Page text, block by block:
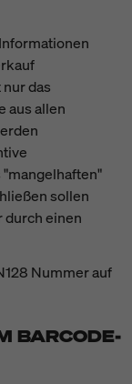
das
aus allen
sollen
durch einen
Nummer auf
BARCODE-